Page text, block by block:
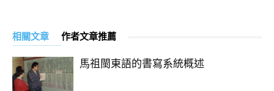
相關文章 作者文章推薦
馬祖閩東語的書寫系統概述